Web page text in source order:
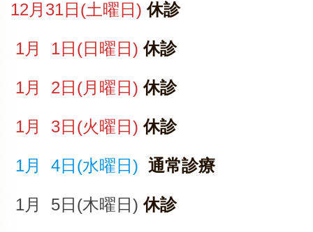
12月31日(土曜日)休診
1月 1日(日曜日) 休診
1月 2日(月曜日)休診
1月 3日(火曜日)休診
1月 4日(水曜日) 通常診療
1月 5日(木曜日)休診